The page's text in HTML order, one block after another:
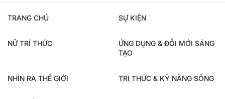
TRANG CHỦ SỰ KIỆN
NỮ TRÍ THỨC
ỨNG DỤNG & ĐỔI MỚI SÁNG
TẠO
NHÌN RA THẾ GIỚI TRI THỨC & KỸ NĂNG SỐNG